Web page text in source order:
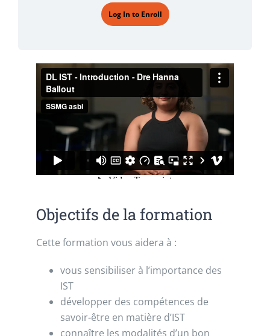
Log In to Enroll
Objectifs de la formation
Cette formation vous aidera à :
vous sensibiliser à l’importance des
IST
développer des compétences de
savoir-être en matière d’IST
connaître les modalités d’un bon